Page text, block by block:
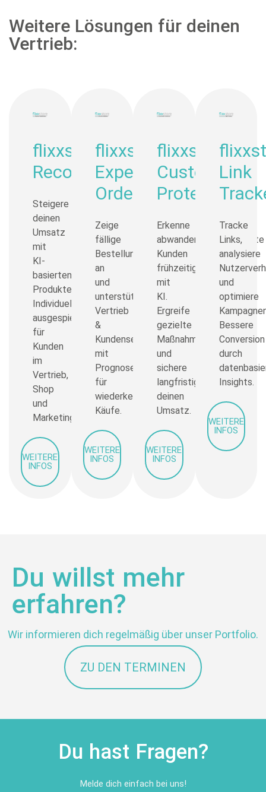
Weitere Lösungen für deinen
Vertrieb:
flixxstore
Recommendations
Steigere
deinen
Umsatz
mit
KI-
basierten
Produktempfehlungen.
Individuell
ausgespielt
für
Kunden
im
Vertrieb,
Shop
und
Marketing.
WEITERE
INFOS
flixxstore
Expected
Orders
Zeige
fällige
Bestellungen
an
und
unterstütze
Vertrieb
&
Kundenservice
mit
Prognosen
für
wiederkehrende
Käufe.
WEITERE
INFOS
flixxstore
Customer
Protection
Erkenne
abwanderungsgefährdete
Kunden
frühzeitig
mit
KI.
Ergreife
gezielte
Maßnahmen
und
sichere
langfristig
deinen
Umsatz.
WEITERE
INFOS
Link
Tracke
Links,
analysiere
und
optimiere
Bessere
Conversion
durch
Insights.
WEITERE
INFOS
Du willst mehr
erfahren?
Wir informieren dich regelmäßig über unser Portfolio.
ZU DEN TERMINEN
Du hast Fragen?
Melde dich einfach bei uns!